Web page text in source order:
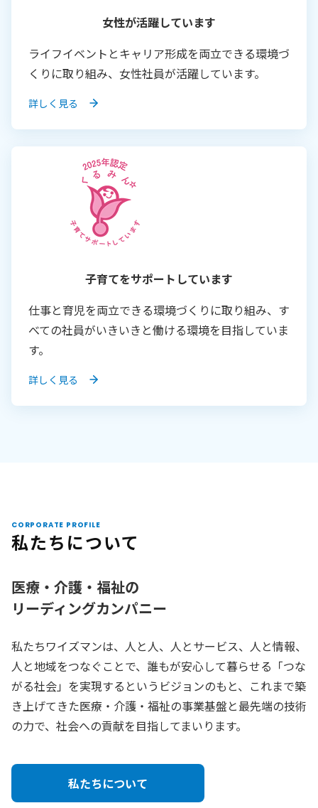
女性が活躍しています
ライフイベントとキャリア形成を両立できる環境づ
くりに取り組み、女性社員が活躍しています。
詳しく見る
子育てをサポートしています
仕事と育児を両立できる環境づくりに取り組み、す
べての社員がいきいきと働ける環境を目指していま
す。
詳しく見る
CORPORATE PROFILE
私たちについて
医療・介護・福祉の
リーディングカンパニー
私たちワイズマンは、人と人、人とサービス、人と情報、
人と地域をつなぐことで、誰もが安心して暮らせる「つな
がる社会」を実現するというビジョンのもと、これまで築
き上げてきた医療・介護・福祉の事業基盤と最先端の技術
の力で、社会への貢献を目指してまいります。
私たちについて